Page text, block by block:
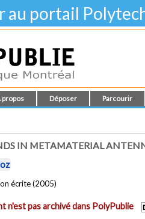
au portail
propos Déposer Parcourir
IN METAMATERIAL
écrite (2005)
n'est pas archivé dans PolyPublie